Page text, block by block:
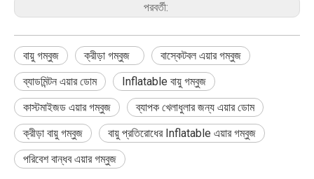
পরবর্তী:
বায়ু গম্বুজ ক্রীড়া গম্বুজ
বাস্কেটবল এয়ার গম্বুজ
ব্যাডমিন্টন এয়ার ডোম
Inflatable বায়ু গম্বুজ
কাস্টমাইজড এয়ার গম্বুজ
ব্যাপক খেলাধুলার জন্য এয়ার ডোম
ক্রীড়া বায়ু গম্বুজ
বায়ু প্রতিরোধের Inflatable এয়ার গম্বুজ
পরিবেশ বান্ধব এয়ার গম্বুজ